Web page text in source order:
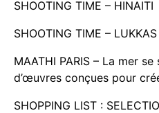
SHOOTING TIME – HINAITI
SHOOTING TIME – LUKKAS
MAATHI PARIS – La mer
d’œuvres conçues pour
SHOPPING LIST :